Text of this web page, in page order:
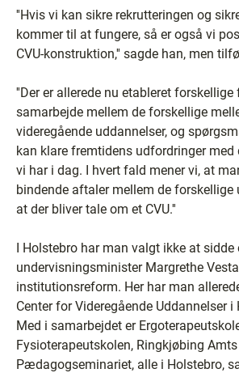
''Hvis vi kan sikre rekrutteringen og
kommer til at fungere, så er også vi
CVU-konstruktion,'' sagde han, men
''Der er allerede nu etableret
samarbejde mellem de forskellige
videregående uddannelser, og
kan klare fremtidens udfordringer med
vi har i dag. I hvert fald mener vi, at
bindende aftaler mellem de forskellige
at der bliver tale om et CVU.''
I Holstebro har man valgt ikke at sidde
undervisningsminister Margrethe
institutionsreform. Her har man
Center for Videregående Uddannelser
Med i samarbejdet er
Fysioterapeutskolen, Ringkjøbing
Pædagogseminariet, alle i Holstebro,